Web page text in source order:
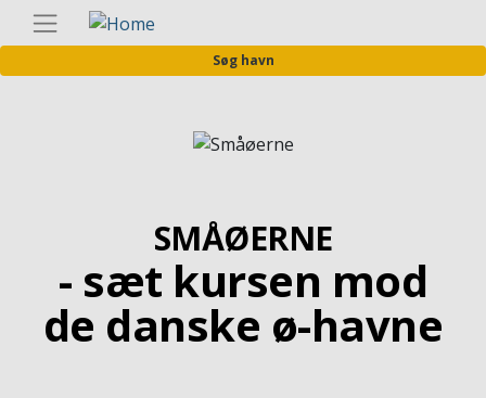
Søg havn
Image
SMÅØERNE
- sæt kursen mod
de danske ø-havne